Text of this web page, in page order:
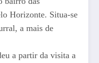
Horizonte. Situa-se
a mais de
a partir da visita a